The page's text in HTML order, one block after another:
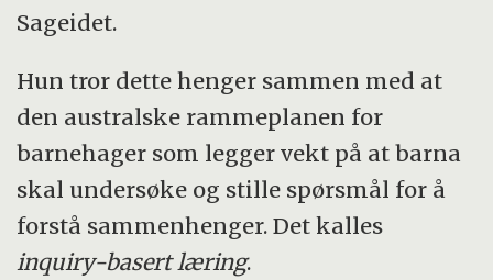
Sageidet.
Hun tror dette henger sammen med at
den australske rammeplanen for
barnehager som legger vekt på at barna
skal undersøke og stille spørsmål for å
forstå sammenhenger. Det kalles
inquiry-basert læring.